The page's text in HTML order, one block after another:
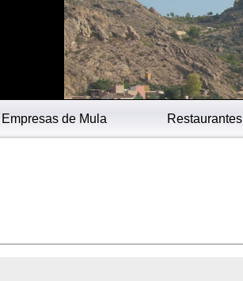
Empresas de Mula Restaurantes